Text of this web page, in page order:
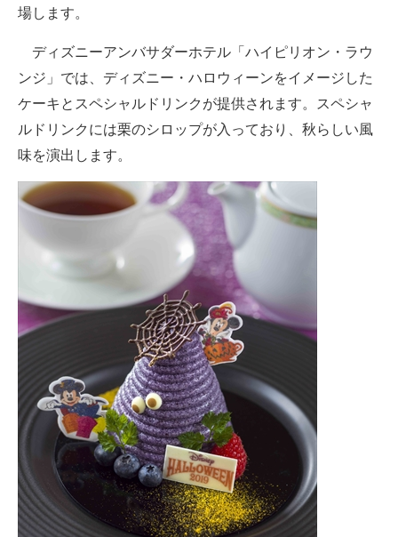
場します。
ディズニーアンバサダーホテル「ハイピリオン・ラウ
ンジ」では、ディズニー・ハロウィーンをイメージした
ケーキとスペシャルドリンクが提供されます。スペシャ
ルドリンクには栗のシロップが入っており、秋らしい風
味を演出します。